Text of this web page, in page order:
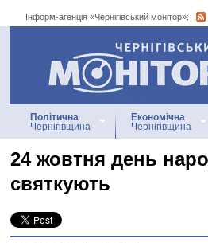
Інформ-агенція «Чернігівський монітор»:
Інформ-агенція
«Чернігівський
Політична
Чернігівщина
Економічна
Чернігівщина
24 жовтня день
святкують